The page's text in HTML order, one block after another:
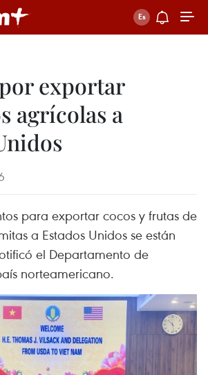
exportar
agrícolas a
para exportar cocos y frutas de
a Estados Unidos se están
el Departamento de
norteamericano.